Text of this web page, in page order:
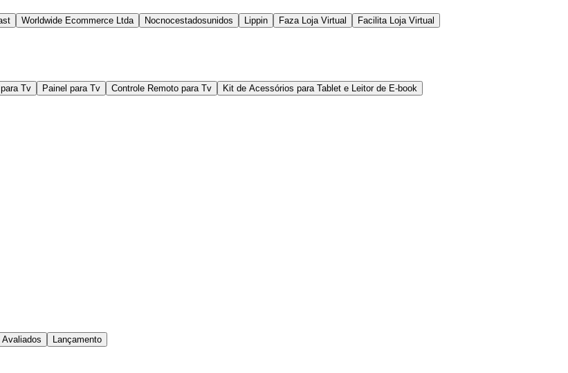
Worldwide Ecommerce Ltda Nocnocestadosunidos Lippin Faza Loja Virtual Facilita Loja Virtual
Tv Painel para Tv Controle Remoto para Tv Kit de Acessórios para Tablet e Leitor de E-book
Lançamento